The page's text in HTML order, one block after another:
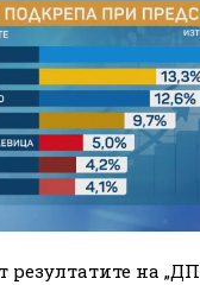
резултатите на